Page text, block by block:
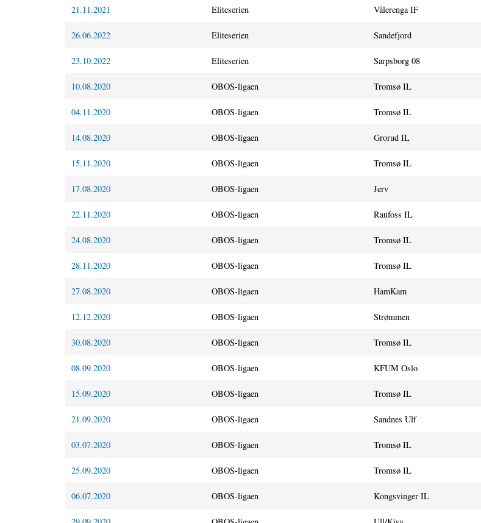
21.11.2021 Eliteserien Vålerenga IF
26.06.2022 Eliteserien Sandefjord
23.10.2022 Eliteserien Sarpsborg 08
10.08.2020 OBOS-ligaen Tromsø IL
04.11.2020 OBOS-ligaen Tromsø IL
14.08.2020 OBOS-ligaen Grorud IL
15.11.2020 OBOS-ligaen Tromsø IL
17.08.2020 OBOS-ligaen Jerv
22.11.2020 OBOS-ligaen Raufoss IL
24.08.2020 OBOS-ligaen Tromsø IL
28.11.2020 OBOS-ligaen Tromsø IL
27.08.2020 OBOS-ligaen HamKam
12.12.2020 OBOS-ligaen Strømmen
30.08.2020 OBOS-ligaen Tromsø IL
08.09.2020 OBOS-ligaen KFUM Oslo
15.09.2020 OBOS-ligaen Tromsø IL
21.09.2020 OBOS-ligaen Sandnes Ulf
03.07.2020 OBOS-ligaen Tromsø IL
25.09.2020 OBOS-ligaen Tromsø IL
06.07.2020 OBOS-ligaen Kongsvinger IL